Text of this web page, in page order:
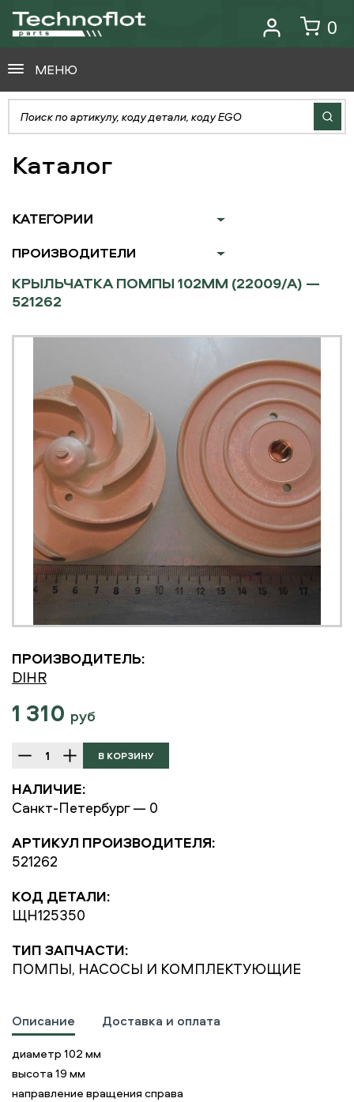
0
МЕНЮ
Каталог
КАТЕГОРИИ
ПРОИЗВОДИТЕЛИ
КРЫЛЬЧАТКА ПОМПЫ 102ММ (22009/A) —
521262
ПРОИЗВОДИТЕЛЬ:
DIHR
1 310 руб
НАЛИЧИЕ:
Санкт-Петербург — 0
АРТИКУЛ ПРОИЗВОДИТЕЛЯ:
521262
КОД ДЕТАЛИ:
ЩН125350
ТИП ЗАПЧАСТИ:
ПОМПЫ, НАСОСЫ И КОМПЛЕКТУЮЩИЕ
Описание Доставка и оплата
диаметр 102 мм
высота 19 мм
направление вращения справа